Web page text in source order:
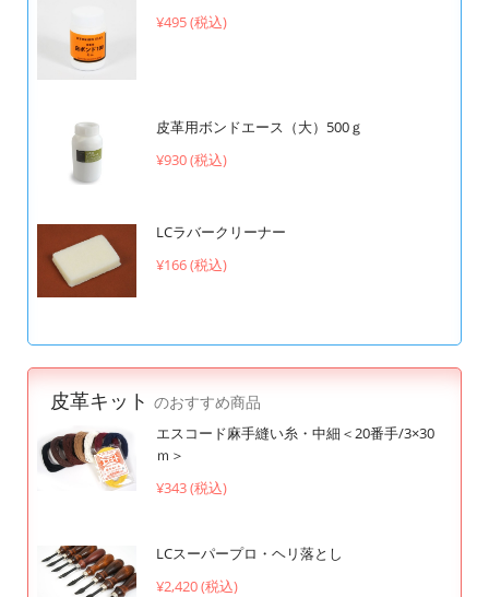
¥495 (税込)
皮革用ボンドエース（大）500ｇ
¥930 (税込)
LCラバークリーナー
¥166 (税込)
皮革キット のおすすめ商品
エスコード麻手縫い糸・中細＜20番手/3×30
ｍ＞
¥343 (税込)
LCスーパープロ・ヘリ落とし
¥2,420 (税込)